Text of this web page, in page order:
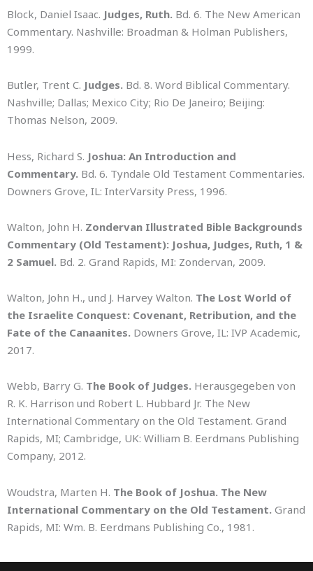
Block, Daniel Isaac. Judges, Ruth. Bd. 6. The New American
Commentary. Nashville: Broadman & Holman Publishers,
1999.
Butler, Trent C. Judges. Bd. 8. Word Biblical Commentary.
Nashville; Dallas; Mexico City; Rio De Janeiro; Beijing:
Thomas Nelson, 2009.
Hess, Richard S. Joshua: An Introduction and
Commentary. Bd. 6. Tyndale Old Testament Commentaries.
Downers Grove, IL: InterVarsity Press, 1996.
Walton, John H. Zondervan Illustrated Bible Backgrounds
Commentary (Old Testament): Joshua, Judges, Ruth, 1 &
2 Samuel. Bd. 2. Grand Rapids, MI: Zondervan, 2009.
Walton, John H., und J. Harvey Walton. The Lost World of
the Israelite Conquest: Covenant, Retribution, and the
Fate of the Canaanites. Downers Grove, IL: IVP Academic,
2017.
Webb, Barry G. The Book of Judges. Herausgegeben von
R. K. Harrison und Robert L. Hubbard Jr. The New
International Commentary on the Old Testament. Grand
Rapids, MI; Cambridge, UK: William B. Eerdmans Publishing
Company, 2012.
Woudstra, Marten H. The Book of Joshua. The New
International Commentary on the Old Testament. Grand
Rapids, MI: Wm. B. Eerdmans Publishing Co., 1981.